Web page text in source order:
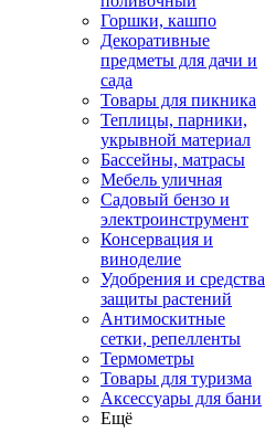
Горшки, кашпо
Декоративные
предметы для дачи и
сада
Товары для пикника
Теплицы, парники,
укрывной материал
Бассейны, матрасы
Мебель уличная
Садовый бензо и
электроинструмент
Консервация и
виноделие
Удобрения и средства
защиты растений
Антимоскитные
сетки, репелленты
Термометры
Товары для туризма
Аксессуары для бани
Ещё